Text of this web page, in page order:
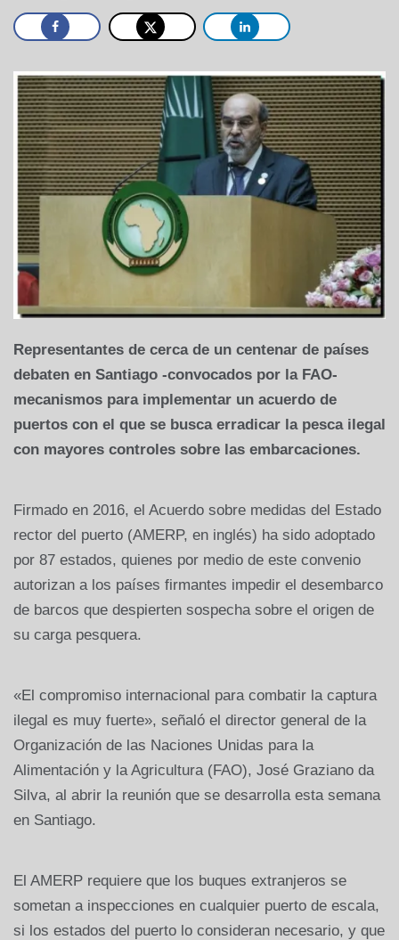
Representantes de cerca de un centenar de países
debaten en Santiago -convocados por la FAO-
mecanismos para implementar un acuerdo de
puertos con el que se busca erradicar la pesca ilegal
con mayores controles sobre las embarcaciones.
Firmado en 2016, el Acuerdo sobre medidas del Estado
rector del puerto (AMERP, en inglés) ha sido adoptado
por 87 estados, quienes por medio de este convenio
autorizan a los países firmantes impedir el desembarco
de barcos que despierten sospecha sobre el origen de
su carga pesquera.
«El compromiso internacional para combatir la captura
ilegal es muy fuerte», señaló el director general de la
Organización de las Naciones Unidas para la
Alimentación y la Agricultura (FAO), José Graziano da
Silva, al abrir la reunión que se desarrolla esta semana
en Santiago.
El AMERP requiere que los buques extranjeros se
sometan a inspecciones en cualquier puerto de escala,
si los estados del puerto lo consideran necesario, y que